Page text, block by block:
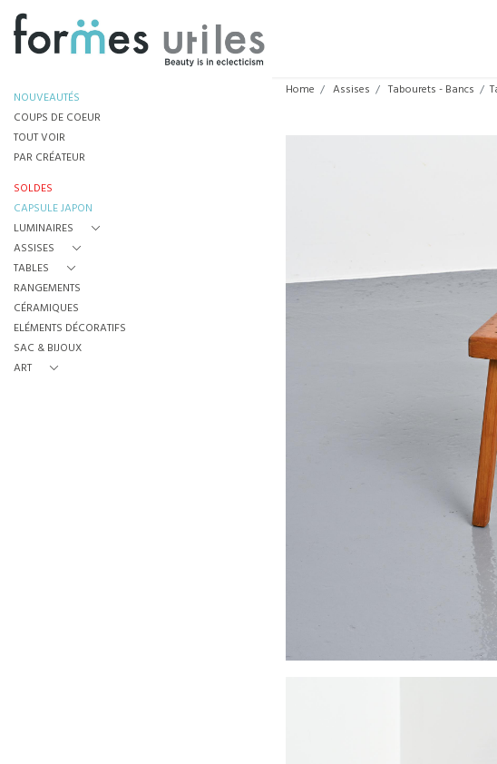
NOUVEAUTÉS
COUPS DE COEUR
TOUT VOIR
PAR CRÉATEUR
SOLDES
CAPSULE JAPON
LUMINAIRES
ASSISES
TABLES
RANGEMENTS
CÉRAMIQUES
ELÉMENTS DÉCORATIFS
SAC & BIJOUX
ART
Home Assises Tabourets - Bancs